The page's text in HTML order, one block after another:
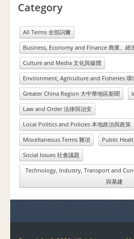
Category
All Terms 全部詞彙
Business, Economy and Finance 商業、經
Culture and Media 文化與媒體
Environment, Agriculture and Fisheries 環
Greater China Region 大中華地區新聞
Law and Order 法律與治安
Local Politics and Policies 本地政治與政策
Miscellaneous Terms 雜項
Public
Social Issues 社會議題
Technology, Industry, Transport and
與基建